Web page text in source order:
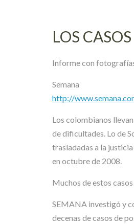
LOS
Informe con
Semana
http://
Los colombianos
de dificultades. Lo de
trasladadas a la
en octubre de 2008.
Muchos de estos
SEMANA investigó y
decenas de casos de